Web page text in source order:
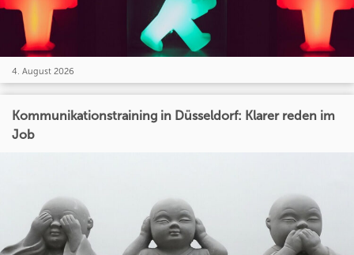
4. August 2026
Kommunikationstraining in Düsseldorf: Klarer reden im
Job